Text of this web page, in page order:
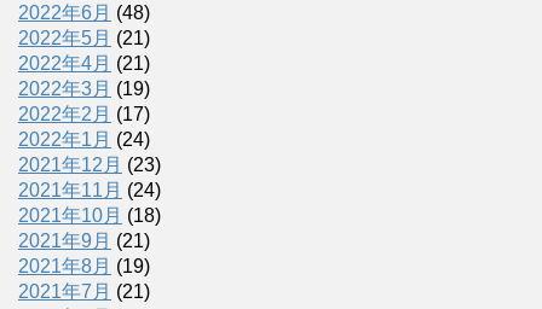
2022年6月 (48)
2022年5月 (21)
2022年4月 (21)
2022年3月 (19)
2022年2月 (17)
2022年1月 (24)
2021年12月 (23)
2021年11月 (24)
2021年10月 (18)
2021年9月 (21)
2021年8月 (19)
2021年7月 (21)